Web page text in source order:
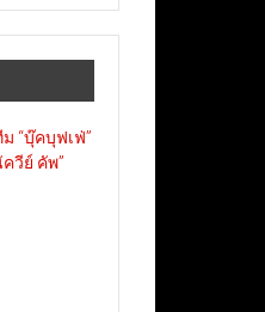
“บุ๊คบุฟเฟ่”
วีย์ คัพ”